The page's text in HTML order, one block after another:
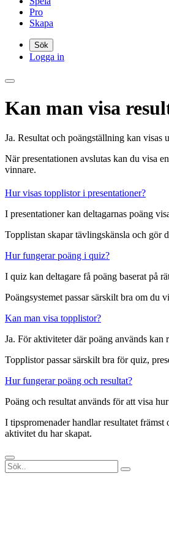
Pro
Skapa
Sök
Logga in
Kan man visa
Ja. Resultat och poängställning kan visas
När presentationen avslutas kan du visa
vinnare.
Hur visas topplistor i presentationer?
I presentationer kan deltagarnas poäng
Topplistan skapar tävlingskänsla och gör
Hur fungerar poäng i quiz?
I quiz kan deltagare få poäng baserat på
Poängsystemet passar särskilt bra om du
Kan man visa topplistor?
Ja. För aktiviteter där poäng används
Topplistor passar särskilt bra för quiz,
Hur fungerar poäng och resultat?
Poäng och resultat används för att visa
I tipspromenader handlar resultatet
aktivitet du har skapat.